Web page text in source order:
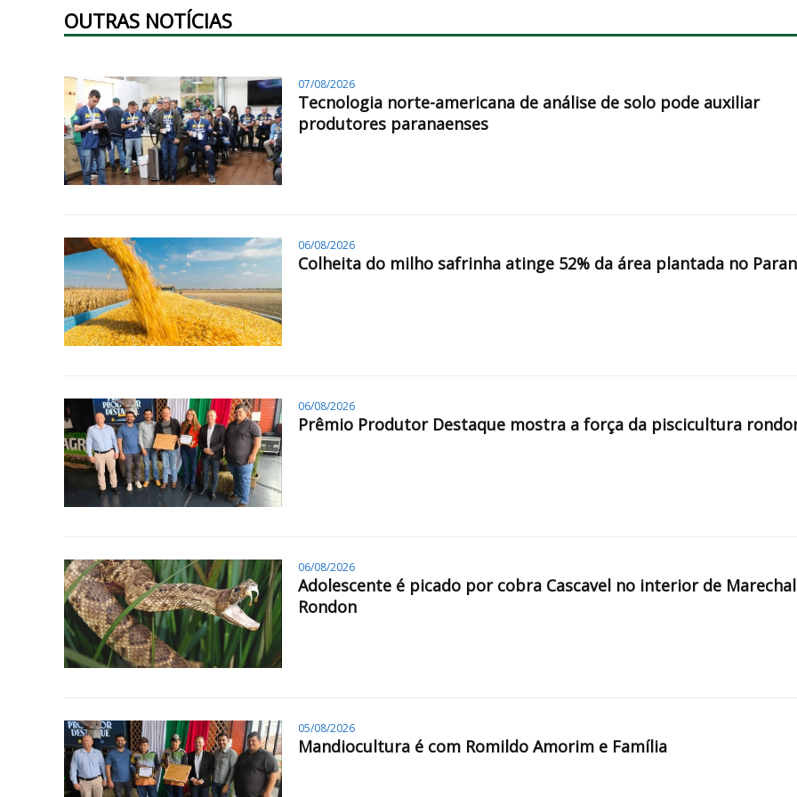
OUTRAS NOTÍCIAS
07/08/2026
Tecnologia norte-americana de análise de solo pode auxiliar
produtores paranaenses
06/08/2026
Colheita do milho safrinha atinge 52% da área plantada no
06/08/2026
Prêmio Produtor Destaque mostra a força da piscicultura
06/08/2026
Adolescente é picado por cobra Cascavel no interior de Marechal
Rondon
05/08/2026
Mandiocultura é com Romildo Amorim e Família